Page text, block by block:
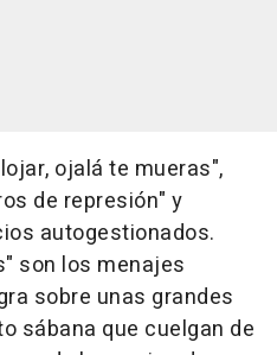
ojalá te mueras",
de represión" y
autogestionados.
son los menajes
sobre unas grandes
sábana que cuelgan de